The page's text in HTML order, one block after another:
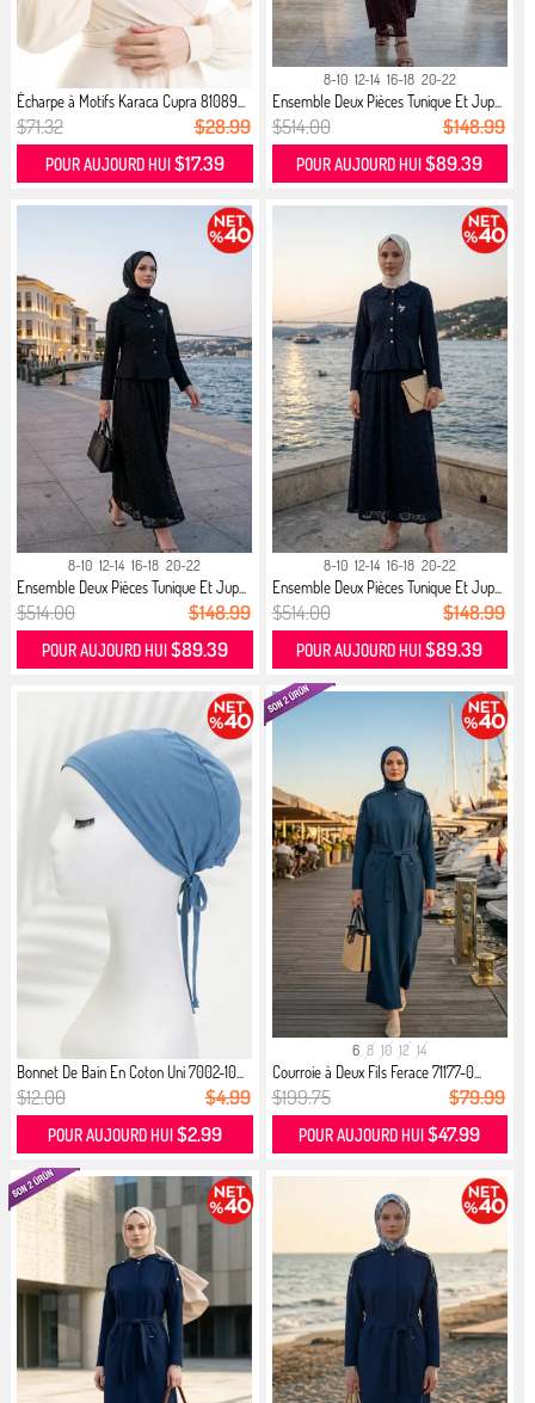
Écharpe à Motifs Karaca Cupra 81089...
$71.32 $28.99
POUR AUJOURD HUI $17.39
8-10 12-14 16-18 20-22
Ensemble Deux Pièces Tunique Et Jup...
$514.00 $148.99
POUR AUJOURD HUI$89.39
8-10 12-14 16-18 20-22
Ensemble Deux Pièces Tunique Et Jup...
$514.00 $148.99
POUR AUJOURD HUI$89.39
8-10 12-14 16-18 20-22
Ensemble Deux Pièces Tunique Et Jup...
$514.00 $148.99
POUR AUJOURD HUI$89.39
Bonnet De Bain En Coton Uni 7002-10...
$12.00 $4.99
POUR AUJOURD HUI $2.99
6 8 10 12 14
Courroie à Deux Fils Ferace 71177-0...
$199.75 $79.99
POUR AUJOURD HUI$47.99